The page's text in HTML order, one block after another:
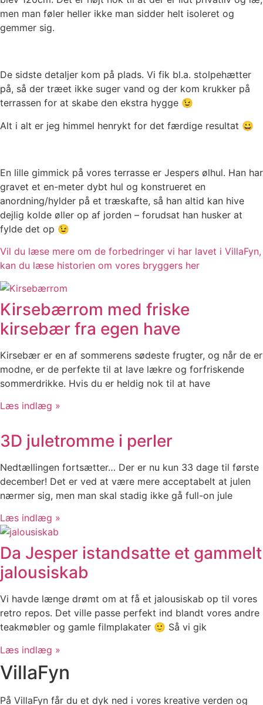
men man føler heller ikke man sidder helt isoleret og
gemmer sig.
De sidste detaljer kom på plads. Vi fik bl.a. stolpehætter
på, så der træet ikke suger vand og der kom krukker på
terrassen for at skabe den ekstra hygge 😉
Alt i alt er jeg himmel henrykt for det færdige resultat 😀
En lille gimmick på vores terrasse er Jespers ølhul. Han har
gravet et en-meter dybt hul og konstrueret en
anordning/hylder på et træskafte, så han altid kan hive
dejlig kolde øller op af jorden – forudsat han husker at
fylde det op 😉
Vil du læse mere om de forbedringer vi har lavet i VillaFyn,
kan du læse historien om vores bryggers her
Kirsebærrom med friske
kirsebær fra egen have
Kirsebær er en af sommerens sødeste frugter, og når de er
modne, er de perfekte til at lave lækre og forfriskende
sommerdrikke. Hvis du er heldig nok til at have
Læs indlæg »
3D juletromme i perler
Nedtællingen fortsætter… Der er nu kun 33 dage til første
december! Det er ved at være mere acceptabelt at julen
nærmer sig, men man skal stadig ikke gå full-on jule
Læs indlæg »
Da Jesper istandsatte et gammelt
jalousiskab
Vi havde længe drømt om at få et jalousiskab op til vores
retro repos. Det ville passe perfekt ind blandt vores andre
teakmøbler og gamle filmplakater 🙂 Så vi gik
Læs indlæg »
VillaFyn
På VillaFyn får du et dyk ned i vores kreative verden og